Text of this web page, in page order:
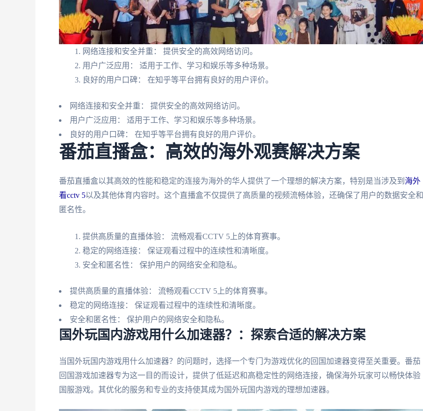
网络连接和安全并重： 提供安全的高效网络访问。
用户广泛应用： 适用于工作、学习和娱乐等多种场景。
良好的用户口碑： 在知乎等平台拥有良好的用户评价。
网络连接和安全并重： 提供安全的高效网络访问。
用户广泛应用： 适用于工作、学习和娱乐等多种场景。
良好的用户口碑： 在知乎等平台拥有良好的用户评价。
番茄直播盒：高效的海外观赛解决方案
番茄直播盒以其高效的性能和稳定的连接为海外的华人提供了一个理想的解决方案，特别是当涉及到 海外
看cctv 5以及其他体育内容时。这个直播盒不仅提供了高质量的视频流畅体验，还确保了用户的数据安全和
匿名性。
提供高质量的直播体验： 流畅观看CCTV 5上的体育赛事。
稳定的网络连接： 保证观看过程中的连续性和清晰度。
安全和匿名性： 保护用户的网络安全和隐私。
提供高质量的直播体验： 流畅观看CCTV 5上的体育赛事。
稳定的网络连接： 保证观看过程中的连续性和清晰度。
安全和匿名性： 保护用户的网络安全和隐私。
国外玩国内游戏用什么加速器？：探索合适的解决方案
当国外玩国内游戏用什么加速器？的问题时，选择一个专门为游戏优化的回国加速器变得至关重要。番茄
回国游戏加速器专为这一目的而设计，提供了低延迟和高稳定性的网络连接，确保海外玩家可以畅快体验
国服游戏。其优化的服务和专业的支持使其成为国外玩国内游戏的理想加速器。